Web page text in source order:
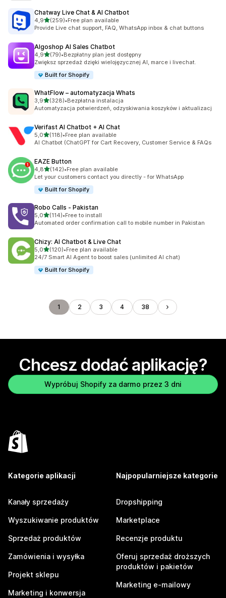
Chatway Live Chat & AI Chatbot
4,9na 5 gwiazdek
(259)
Łączna liczba recenzji: 259
•Free plan available
Provide Live chat support, FAQ, WhatsApp inbox & chat buttons
Algoshop AI Sales Chatbot
4,9na 5 gwiazdek
(79)
Łączna liczba recenzji: 79
•Bezpłatny plan jest dostępny
Zwiększ sprzedaż dzięki wielojęzycznej AI, marce i livechat.
Built for Shopify
WhatFlow – automatyzacja Whats
3,9na 5 gwiazdek
(328)
Łączna liczba recenzji: 328
•Bezpłatna instalacja
Automatyzacja potwierdzeń, odzyskiwania koszyków i aktualizacj
Verifast AI Chatbot + AI Chat
5,0na 5 gwiazdek
(118)
Łączna liczba recenzji: 118
•Free plan available
AI Chatbot (ChatGPT for Cart Recovery, Customer Service & FAQs
EAZE Button
4,8na 5 gwiazdek
(142)
Łączna liczba recenzji: 142
•Free plan available
Let your customers contact you directly - for WhatsApp
Built for Shopify
Robo Calls ‑ Pakistan
5,0na 5 gwiazdek
(114)
Łączna liczba recenzji: 114
•Free to install
Automated order confirmation call to mobile number in Pakistan
Chizy: AI Chatbot & Live Chat
5,0na 5 gwiazdek
(120)
Łączna liczba recenzji: 120
•Free plan available
24/7 Smart AI Agent to boost sales (unlimited AI chat)
Built for Shopify
1 2 3 4 38
Chcesz dodać aplikację?
Wypróbuj Shopify za darmo przez 3 dni
Kategorie aplikacji
Kanały sprzedaży
Wyszukiwanie produktów
Sprzedaż produktów
Zamówienia i wysyłka
Projekt sklepu
Marketing i konwersja
Najpopularniejsze kategorie
Dropshipping
Marketplace
Recenzje produktu
Oferuj sprzedaż droższych
produktów i pakietów
Marketing e-mailowy